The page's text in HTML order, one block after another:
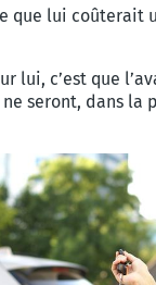
que lui coûterait
lui, c’est que
seront, dans la